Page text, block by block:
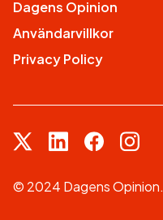
Dagens Opinion
Användarvillkor
Privacy Policy
© 2024 Dagens Opinion.